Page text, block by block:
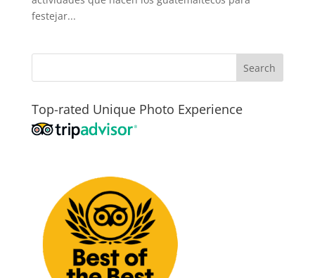
festejar...
Top-rated Unique Photo Experience